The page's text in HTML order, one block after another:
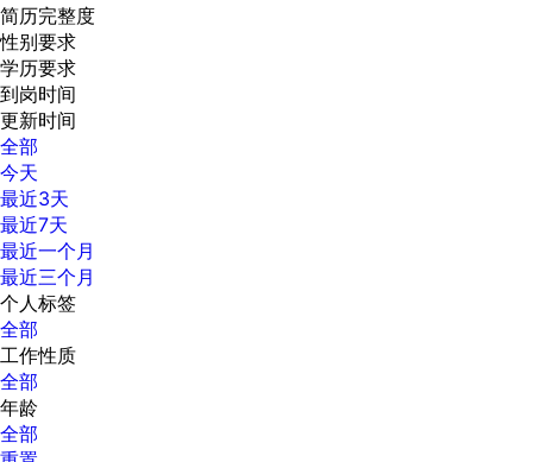
简历完整度
性别要求
学历要求
到岗时间
更新时间
全部
今天
最近3天
最近7天
最近一个月
最近三个月
个人标签
全部
工作性质
全部
年龄
全部